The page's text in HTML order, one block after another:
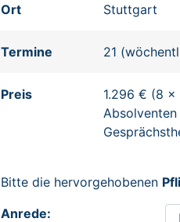
Ort Stuttgart
Termine 21
Preis
1.296 € (8 x
Bitte die hervorgehobenen
Anrede: